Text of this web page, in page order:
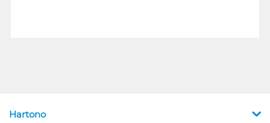
Hartono